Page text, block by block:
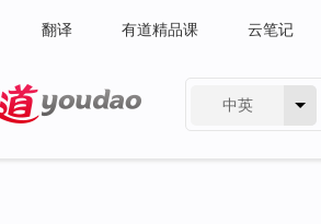
翻译 有道精品课 云笔记
中英